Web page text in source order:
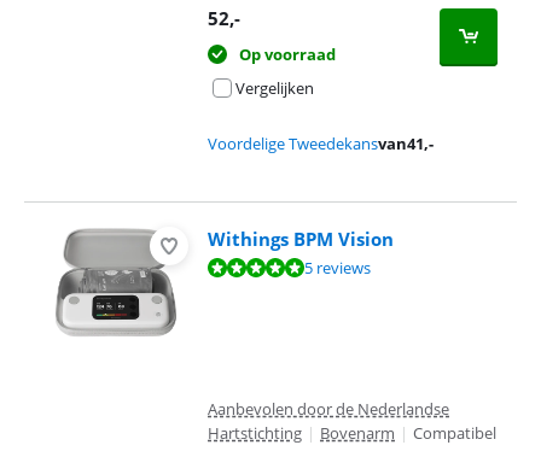
52,-
Op voorraad
Vergelijken
Voordelige Tweedekansvan41,-
Withings BPM Vision
Beoordeling is 9,5 van de 10, gebaseerd op 5 reviews.
5 reviews
Aanbevolen door de Nederlandse
Hartstichting | Bovenarm | Compatibel